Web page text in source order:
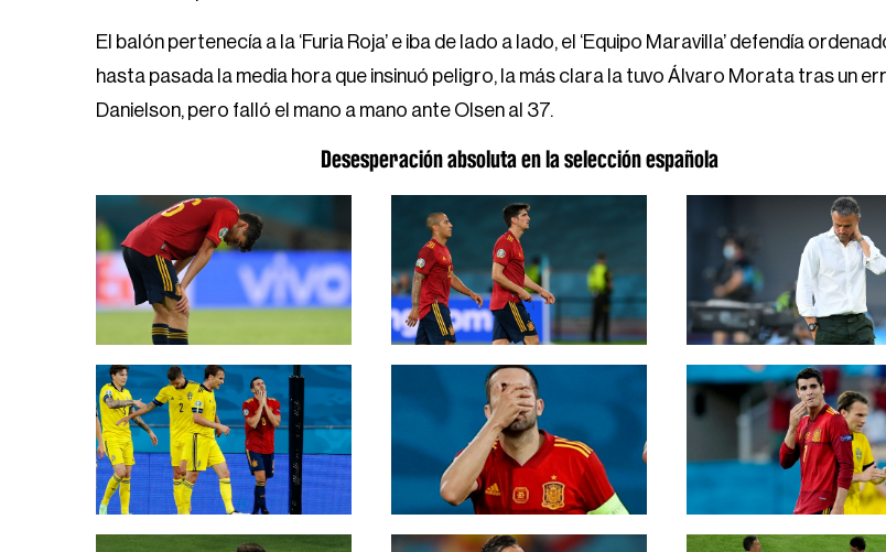
El balón pertenecía a la ‘Furia Roja’ e iba de lado a lado, el ‘Equipo Maravilla’ defendía
hasta pasada la media hora que insinuó peligro, la más clara la tuvo Álvaro Morata tras un
Danielson, pero falló el mano a mano ante Olsen al 37.
Desesperación absoluta en la selección española